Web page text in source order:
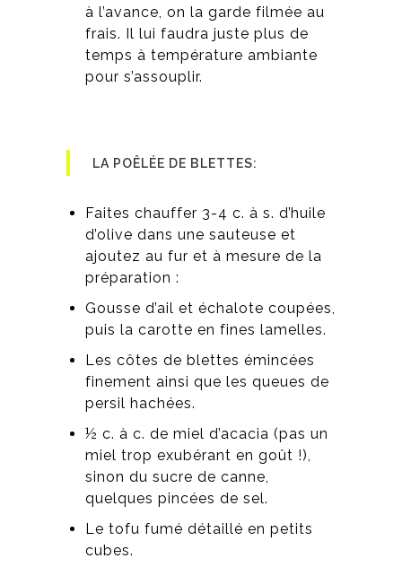
à l’avance, on la garde filmée au
frais. Il lui faudra juste plus de
temps à température ambiante
pour s’assouplir.
LA POÊLÉE DE BLETTES:
Faites chauffer 3-4 c. à s. d’huile
d’olive dans une sauteuse et
ajoutez au fur et à mesure de la
préparation :
Gousse d’ail et échalote coupées,
puis la carotte en fines lamelles.
Les côtes de blettes émincées
finement ainsi que les queues de
persil hachées.
½ c. à c. de miel d’acacia (pas un
miel trop exubérant en goût !),
sinon du sucre de canne,
quelques pincées de sel.
Le tofu fumé détaillé en petits
cubes.